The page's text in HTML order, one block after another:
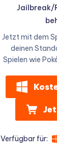
Mehr
Jailbreak/
Jetzt mit dem
deinen
Spielen wie
Verfügbar für: